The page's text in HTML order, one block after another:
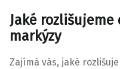
Jaké rozlišujeme
markýzy
Zajímá vás, jaké